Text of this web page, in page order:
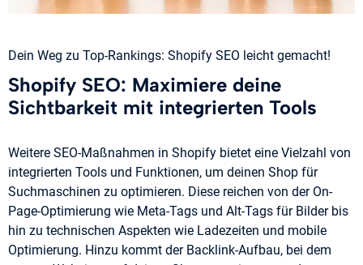
Dein Weg zu Top-Rankings: Shopify SEO leicht gemacht!
Shopify SEO: Maximiere deine
Sichtbarkeit mit integrierten Tools
Weitere SEO-Maßnahmen in Shopify bietet eine Vielzahl von
integrierten Tools und Funktionen, um deinen Shop für
Suchmaschinen zu optimieren. Diese reichen von der On-
Page-Optimierung wie Meta-Tags und Alt-Tags für Bilder bis
hin zu technischen Aspekten wie Ladezeiten und mobile
Optimierung. Hinzu kommt der Backlink-Aufbau, bei dem